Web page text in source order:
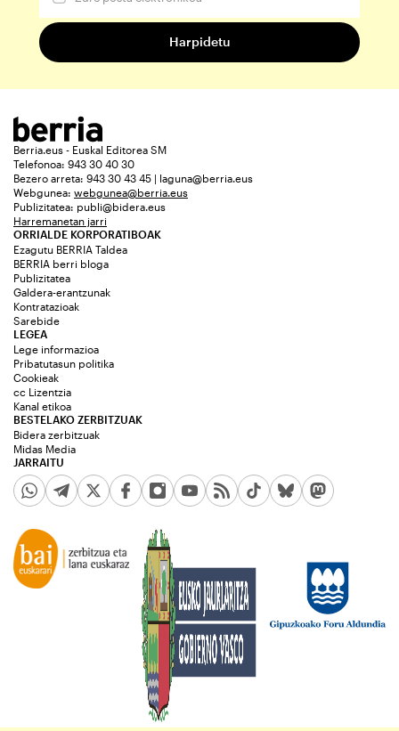
Berria.eus - Euskal Editorea SM
Telefonoa: 943 30 40 30
Bezero arreta: 943 30 43 45 | laguna@berria.eus
Webgunea: webgunea@berria.eus
Publizitatea: publi@bidera.eus
Harremanetan jarri
ORRIALDE KORPORATIBOAK
Ezagutu BERRIA Taldea
BERRIA berri bloga
Publizitatea
Galdera-erantzunak
Kontratazioak
Sarebide
JARRAITU
LEGEA
Lege informazioa
Pribatutasun politika
Cookieak
cc Lizentzia
Kanal etikoa
BESTELAKO ZERBITZUAK
Bidera zerbitzuak
Midas Media